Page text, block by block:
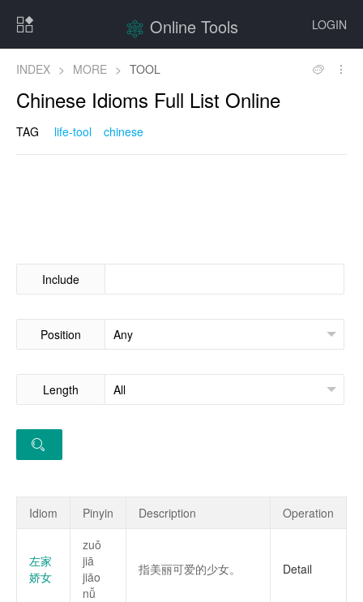
LOGIN
Online Tools
INDEX > MORE > TOOL
Chinese Idioms Full List Online
TAG life-tool chinese
Include
Position
Length
Idiom Pinyin Description Operation
左家
娇女
zuǒ
jiā
jiāo
nǚ
指美丽可爱的少女。 Detail